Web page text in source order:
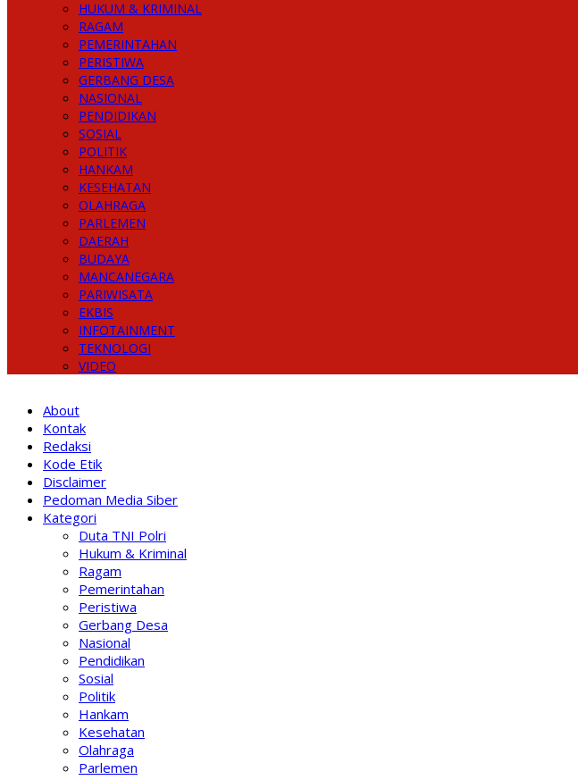
HUKUM & KRIMINAL
RAGAM
PEMERINTAHAN
PERISTIWA
GERBANG DESA
NASIONAL
PENDIDIKAN
SOSIAL
POLITIK
HANKAM
KESEHATAN
OLAHRAGA
PARLEMEN
DAERAH
BUDAYA
MANCANEGARA
PARIWISATA
EKBIS
INFOTAINMENT
TEKNOLOGI
VIDEO
About
Kontak
Redaksi
Kode Etik
Disclaimer
Pedoman Media Siber
Kategori
Duta TNI Polri
Hukum & Kriminal
Ragam
Pemerintahan
Peristiwa
Gerbang Desa
Nasional
Pendidikan
Sosial
Politik
Hankam
Kesehatan
Olahraga
Parlemen